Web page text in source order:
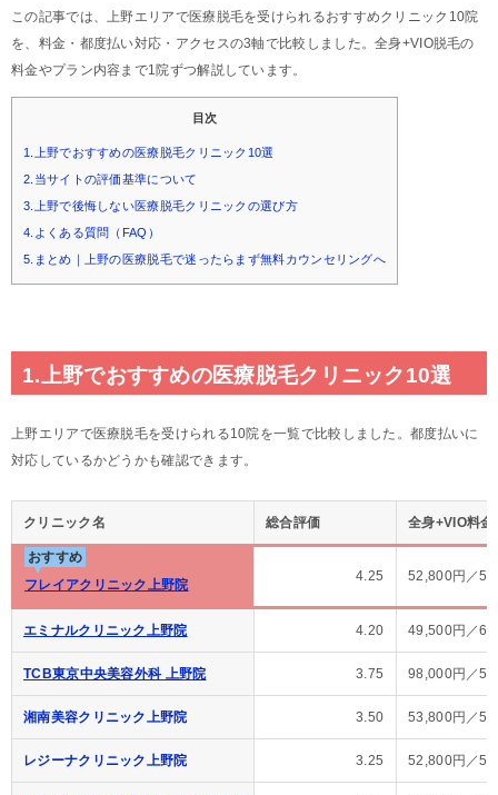
この記事では、上野エリアで医療脱毛を受けられるおすすめクリニック10院
を、料金・都度払い対応・アクセスの3軸で比較しました。全身+VIO脱毛の
料金やプラン内容まで1院ずつ解説しています。
目次
1.上野でおすすめの医療脱毛クリニック10選
2.当サイトの評価基準について
3.上野で後悔しない医療脱毛クリニックの選び方
4.よくある質問（FAQ）
5.まとめ｜上野の医療脱毛で迷ったらまず無料カウンセリングへ
1.上野でおすすめの医療脱毛クリニック10選
上野エリアで医療脱毛を受けられる10院を一覧で比較しました。都度払いに
対応しているかどうかも確認できます。
クリニック名 総合評価 全身+VIO料金
おすすめ
フレイアクリニック上野院
4.25 52,800円／5
エミナルクリニック上野院 4.20 49,500円／6
TCB東京中央美容外科 上野院 3.75 98,000円／5
湘南美容クリニック上野院 3.50 53,800円／5
レジーナクリニック上野院 3.25 52,800円／5